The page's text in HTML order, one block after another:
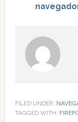
FILED UNDER:
TAGGED WITH: